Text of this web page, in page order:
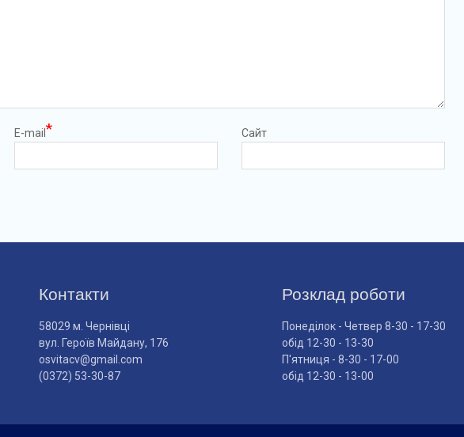
E-mail * Сайт
Контакти
58029 м. Чернівці
вул. Героїв Майдану, 176
osvitacv@gmail.com
(0372) 53-30-87
Розклад роботи
Понеділок - Четвер 8-30 - 17-30
обід 12-30 - 13-30
П'ятниця - 8-30 - 17-00
обід 12-30 - 13-00